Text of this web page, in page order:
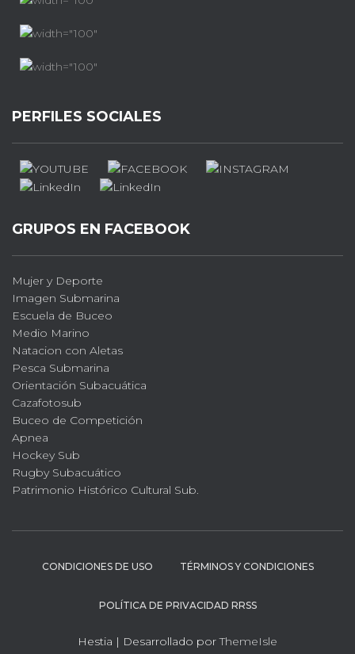
PERFILES SOCIALES
GRUPOS EN FACEBOOK
Mujer y Deporte
Imagen Submarina
Escuela de Buceo
Medio Marino
Natacion con Aletas
Pesca Submarina
Orientación Subacuática
Cazafotosub
Buceo de Competición
Apnea
Hockey Sub
Rugby Subacuático
Patrimonio Histórico Cultural Sub.
CONDICIONES DE USO TÉRMINOS Y CONDICIONES
POLÍTICA DE PRIVACIDAD RRSS
Hestia | Desarrollado porThemeIsle